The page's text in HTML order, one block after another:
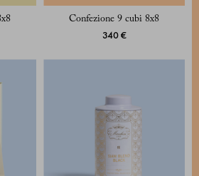
Confezione 9 cubi 8x8
340 €